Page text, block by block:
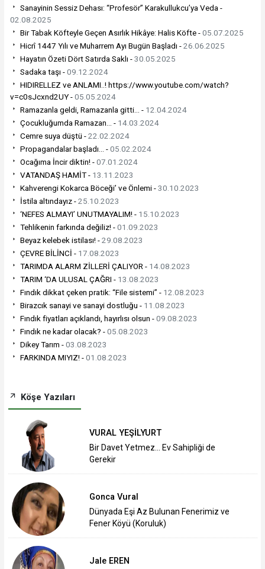
Sanayinin Sessiz Dehası: “Profesör” Karakullukcu’ya Veda -
02.08.2025
Bir Tabak Köfteyle Geçen Asırlık Hikâye: Halis Köfte -05.07.2025
Hicrî 1447 Yılı ve Muharrem Ayı Bugün Başladı -26.06.2025
Hayatın Özeti Dört Satırda Saklı -30.05.2025
Sadaka taşı -09.12.2024
HIDIRELLEZ ve ANLAMI..! https://www.youtube.com/watch?
v=c0sJcxnd2UY -05.05.2024
Ramazanla geldi, Ramazanla gitti... - 12.04.2024
Çocukluğumda Ramazan… - 14.03.2024
Cemre suya düştü -22.02.2024
Propagandalar başladı… -05.02.2024
Ocağıma İncir diktin! -07.01.2024
VATANDAŞ HAMİT - 13.11.2023
Kahverengi Kokarca Böceği’ ve Önlemi -30.10.2023
İstila altındayız -25.10.2023
‘NEFES ALMAYI’ UNUTMAYALIM! - 15.10.2023
Tehlikenin farkında değiliz! -01.09.2023
Beyaz kelebek istilası! -29.08.2023
ÇEVRE BİLİNCİ - 17.08.2023
TARIMDA ALARM ZİLLERİ ÇALIYOR - 14.08.2023
TARIM ‘DA ULUSAL ÇAĞRI - 13.08.2023
Fındık dikkat çeken pratik: “File sistemi” - 12.08.2023
Birazcık sanayi ve sanayi dostluğu - 11.08.2023
Fındık fiyatları açıklandı, hayırlısı olsun -09.08.2023
Fındık ne kadar olacak? -05.08.2023
Dikey Tarım -03.08.2023
FARKINDA MIYIZ! -01.08.2023
Köşe Yazıları
VURAL YEŞİLYURT
Bir Davet Yetmez... Ev Sahipliği de
Gerekir
Gonca Vural
Dünyada Eşi Az Bulunan Fenerimiz ve
Fener Köyü (Koruluk)
Jale EREN